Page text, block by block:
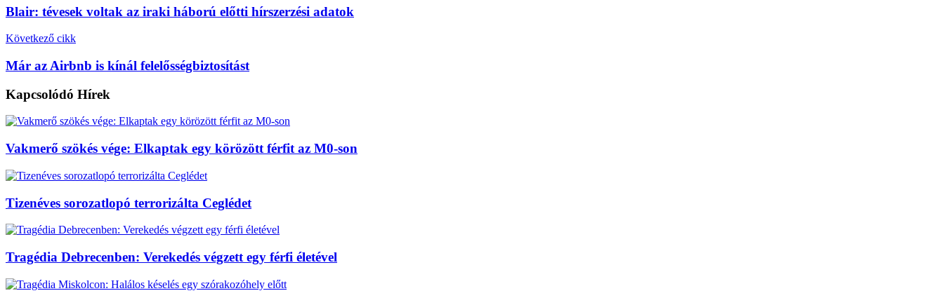
Blair: tévesek voltak az iraki háború előtti hírszerzési adatok
Következő cikk
Már az Airbnb is kínál felelősségbiztosítást
Kapcsolódó Hírek
Vakmerő szökés vége: Elkaptak egy körözött férfit az M0-son
Tizenéves sorozatlopó terrorizálta Ceglédet
Tragédia Debrecenben: Verekedés végzett egy férfi életével